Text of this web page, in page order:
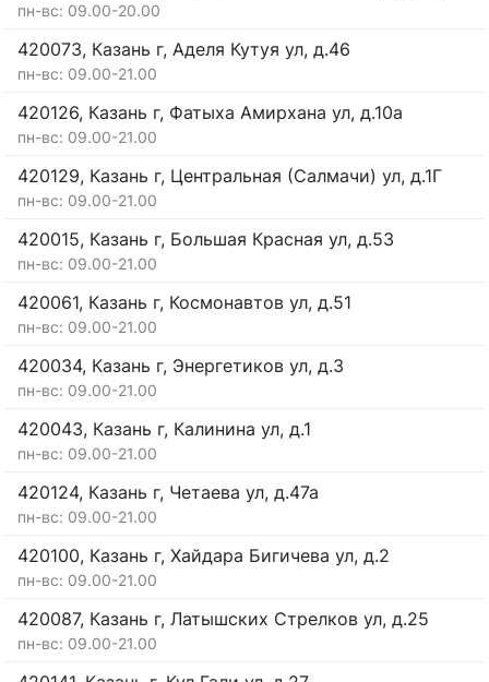
пн-вс: 09.00-20.00
420073, Казань г, Аделя Кутуя ул, д.46
пн-вс: 09.00-21.00
420126, Казань г, Фатыха Амирхана ул, д.10а
пн-вс: 09.00-21.00
420129, Казань г, Центральная (Салмачи) ул, д.1Г
пн-вс: 09.00-21.00
420015, Казань г, Большая Красная ул, д.53
пн-вс: 09.00-21.00
420061, Казань г, Космонавтов ул, д.51
пн-вс: 09.00-21.00
420034, Казань г, Энергетиков ул, д.3
пн-вс: 09.00-21.00
420043, Казань г, Калинина ул, д.1
пн-вс: 09.00-21.00
420124, Казань г, Четаева ул, д.47а
пн-вс: 09.00-21.00
420100, Казань г, Хайдара Бигичева ул, д.2
пн-вс: 09.00-21.00
420087, Казань г, Латышских Стрелков ул, д.25
пн-вс: 09.00-21.00